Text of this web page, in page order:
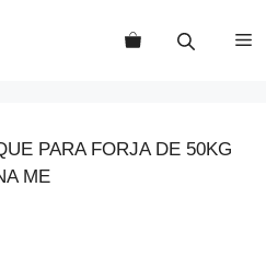
PARA FORJA DE 50KG
ME